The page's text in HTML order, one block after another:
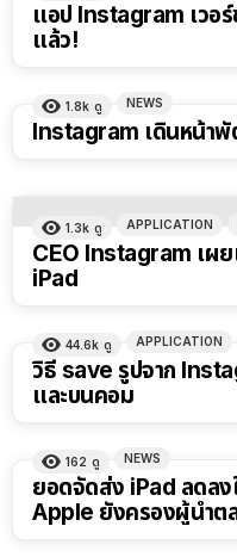
แอป Instagram เวอร์
แล้ว!
1.8k ดู NEWS
Instagram เดินหน้า
1.3k ดู APPLICATION
CEO Instagram เผย
iPad
44.6k ดู APPLICATION
วิธี save รูปจาก
และบนคอม
162 ดู NEWS
ยอดจัดส่ง iPad ลดล
Apple ยังครองผู้นำต